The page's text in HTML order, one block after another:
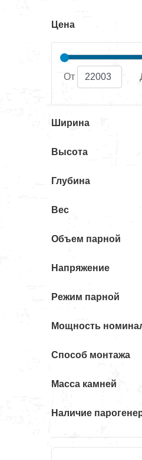
Цена
От
Ширина
Высота
Глубина
Вес
Объем парной
Напряжение
Режим парной
Мощность
Способ монтажа
Масса камней
Наличие